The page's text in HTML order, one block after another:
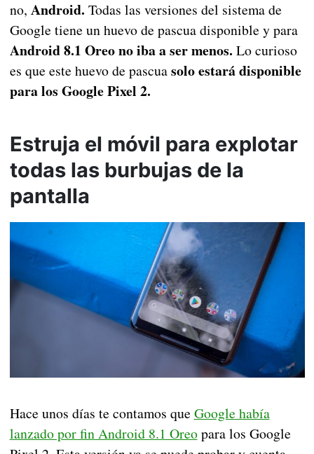
no, Android. Todas las versiones del sistema de
Google tiene un huevo de pascua disponible y para
Android 8.1 Oreo no iba a ser menos. Lo curioso
es que este huevo de pascuasolo estará disponible
para los Google Pixel 2.
Estruja el móvil para explotar
todas las burbujas de la
pantalla
Hace unos días te contamos que Google había
lanzado por fin Android 8.1 Oreopara los Google